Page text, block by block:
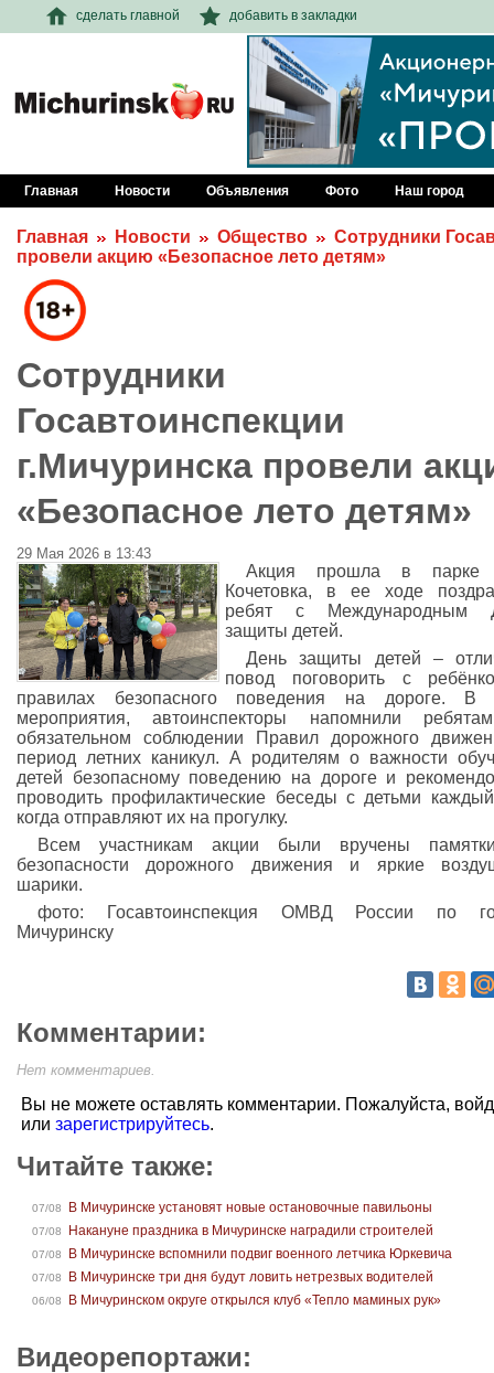
сделать главной добавить в закладки
Главная Новости Объявления Фото Наш город
Главная Новости Общество
Сотрудники
провели акцию «Безопасное лето детям»
Сотрудники
Госавтоинспекции
г.Мичуринска провели
«Безопасное лето детям»
29 Мая 2026 в 13:43
Акция прошла в парке
Кочетовка, в ее ходе
ребят с Международным
защиты детей.
День защиты детей –
повод поговорить с
правилах безопасного поведения на дороге. В
мероприятия, автоинспекторы напомнили
обязательном соблюдении Правил дорожного
период летних каникул. А родителям о важности
детей безопасному поведению на дороге и
проводить профилактические беседы с детьми
когда отправляют их на прогулку.
Всем участникам акции были вручены
безопасности дорожного движения и яркие
шарики.
фото: Госавтоинспекция ОМВД России по
Мичуринску
Комментарии:
Нет комментариев.
Вы не можете оставлять комментарии. Пожалуйста,
или зарегистрируйтесь.
Читайте также:
07/08 В Мичуринске установят новые остановочные павильоны
07/08 Накануне праздника в Мичуринске наградили строителей
07/08 В Мичуринске вспомнили подвиг военного летчика Юркевича
07/08 В Мичуринске три дня будут ловить нетрезвых водителей
06/08 В Мичуринском округе открылся клуб «Тепло маминых рук»
Видеорепортажи: